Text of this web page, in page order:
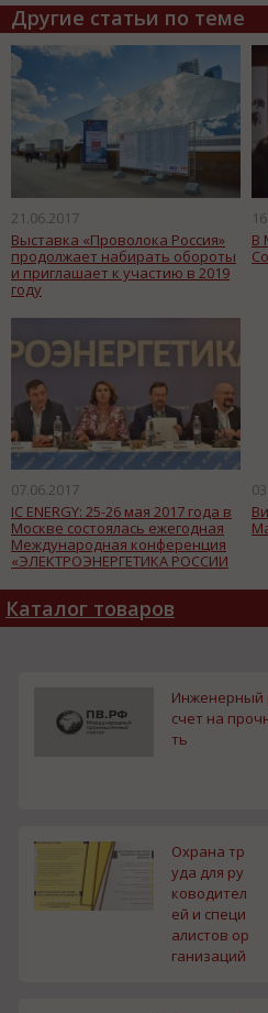
Другие статьи по теме
21.06.2017
Выставка «Проволока Россия»
продолжает набирать обороты
и приглашает к участию в 2019
году
В
07.06.2017
IC ENERGY: 25-26 мая 2017 года в
Москве состоялась ежегодная
Международная конференция
«ЭЛЕКТРОЭНЕРГЕТИКА РОССИИ
Каталог товаров
Инженерный
счет на
ть
Охрана тр
уда для ру
ководител
ей и специ
алистов ор
ганизаций